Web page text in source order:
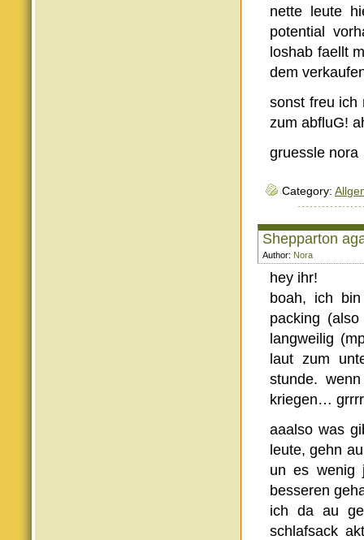
nette leute
potential
loshab faellt
dem
sonst freu ich
zum abfluG!
gruessle nora
Category:
Shepparton
Author: Nora
hey ihr!
boah, ich
packing
langweilig
laut zum
stunde.
kriegen…
aaalso was
leute, gehn
un es wenig
besseren
ich da au
schlafsack